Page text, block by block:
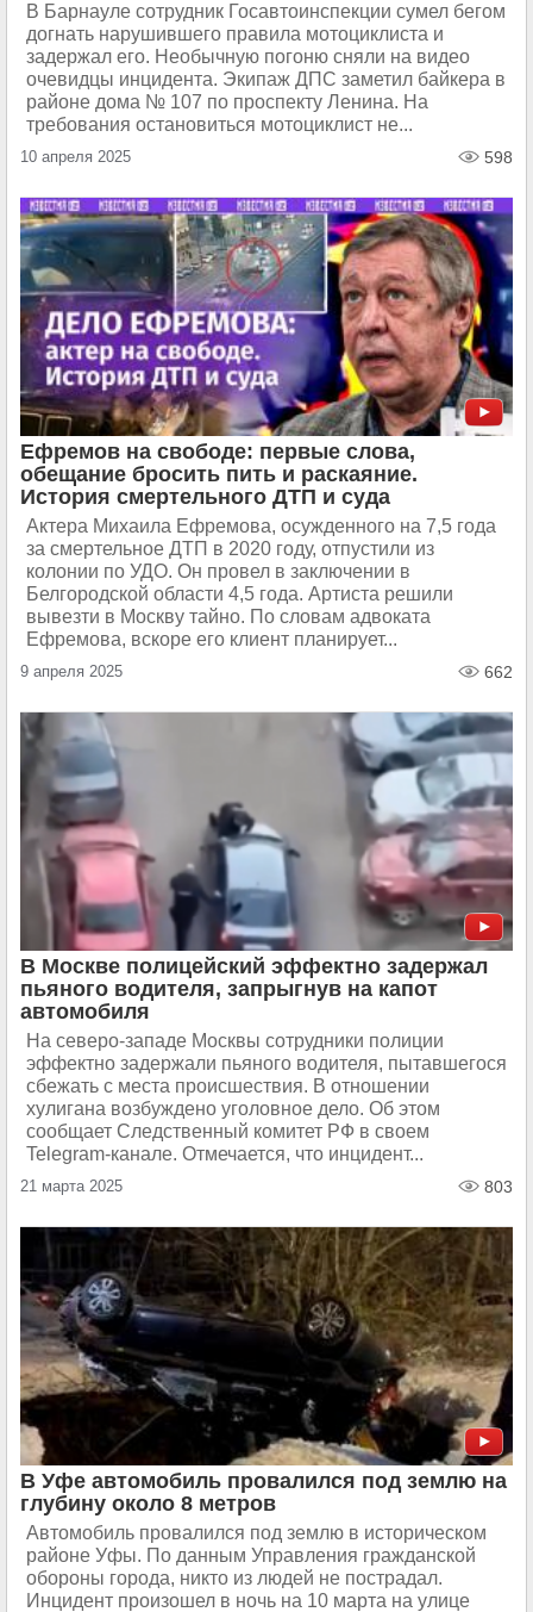
В Барнауле сотрудник Госавтоинспекции сумел бегом
догнать нарушившего правила мотоциклиста и
задержал его. Необычную погоню сняли на видео
очевидцы инцидента. Экипаж ДПС заметил байкера в
районе дома № 107 по проспекту Ленина. На
требования остановиться мотоциклист не...
10 апреля 2025 598
Ефремов на свободе: первые слова,
обещание бросить пить и раскаяние.
История смертельного ДТП и суда
Актера Михаила Ефремова, осужденного на 7,5 года
за смертельное ДТП в 2020 году, отпустили из
колонии по УДО. Он провел в заключении в
Белгородской области 4,5 года. Артиста решили
вывезти в Москву тайно. По словам адвоката
Ефремова, вскоре его клиент планирует...
9 апреля 2025 662
В Москве полицейский эффектно задержал
пьяного водителя, запрыгнув на капот
автомобиля
На северо-западе Москвы сотрудники полиции
эффектно задержали пьяного водителя, пытавшегося
сбежать с места происшествия. В отношении
хулигана возбуждено уголовное дело. Об этом
сообщает Следственный комитет РФ в своем
Telegram-канале. Отмечается, что инцидент...
21 марта 2025 803
В Уфе автомобиль провалился под землю на
глубину около 8 метров
Автомобиль провалился под землю в историческом
районе Уфы. По данным Управления гражданской
обороны города, никто из людей не пострадал.
Инцидент произошел в ночь на 10 марта на улице